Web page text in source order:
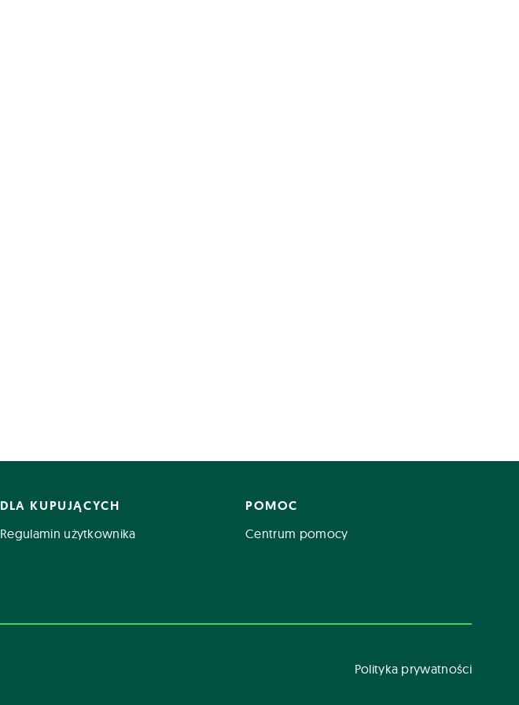
DLA KUPUJĄCYCH
Regulamin użytkownika
POMOC
Centrum pomocy
Polityka prywatności